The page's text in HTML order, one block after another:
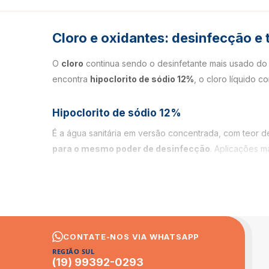
Cloro e oxidantes: desinfecção e
O cloro continua sendo o desinfetante mais usado
encontra hipoclorito de sódio 12% , o cloro líquido
Hipoclorito de sódio 12%
É a água sanitária em versão concentrada, com teor
para o mesmo poder de desinfecção. Aplicações
de tecidos e remoção de
Controle de odor
em sistemas de esgoto e caixas
CONTATE-NOS VIA WHATSAPP
REGIÃO SUL
(19) 99392-0293